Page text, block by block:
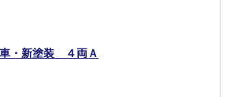
・新塗装 ４両Ａ